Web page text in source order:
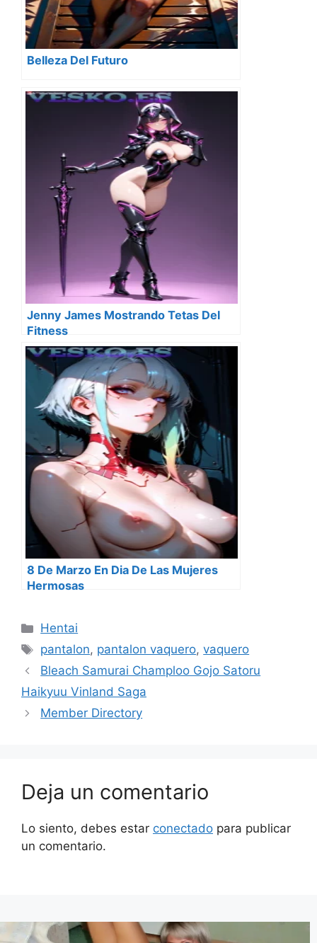
Belleza Del Futuro
Jenny James Mostrando Tetas Del
Fitness
8 De Marzo En Dia De Las Mujeres
Hermosas
Categorías
Hentai
Etiquetas
pantalon, pantalon vaquero,vaquero
Bleach Samurai Champloo Gojo Satoru
Haikyuu Vinland Saga
Member Directory
Deja un comentario
Lo siento, debes estar conectado para publicar
un comentario.